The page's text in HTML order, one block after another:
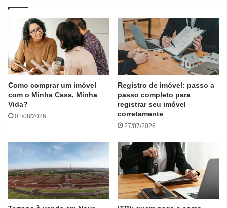
Como comprar um imóvel
com o Minha Casa, Minha
Vida?
01/08/2026
Registro de imóvel: passo a
passo completo para
registrar seu imóvel
corretamente
27/07/2026